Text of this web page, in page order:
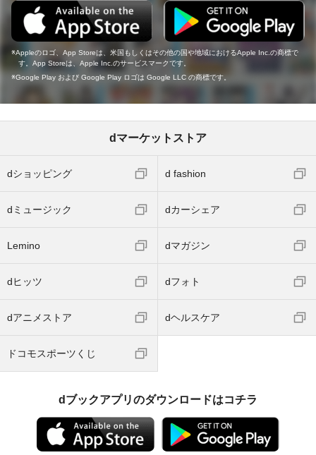
Appleのロゴ、App Storeは、米国もしくはその他の国や地域におけるApple Inc.の商標で
す。App Storeは、Apple Inc.のサービスマークです。
Google Play および Google Play ロゴは Google LLC の商標です。
dマーケットストア
dショッピング d fashion
dミュージック dカーシェア
Lemino dマガジン
dヒッツ dフォト
dアニメストア dヘルスケア
ドコモスポーツくじ
dブックアプリのダウンロードはコチラ